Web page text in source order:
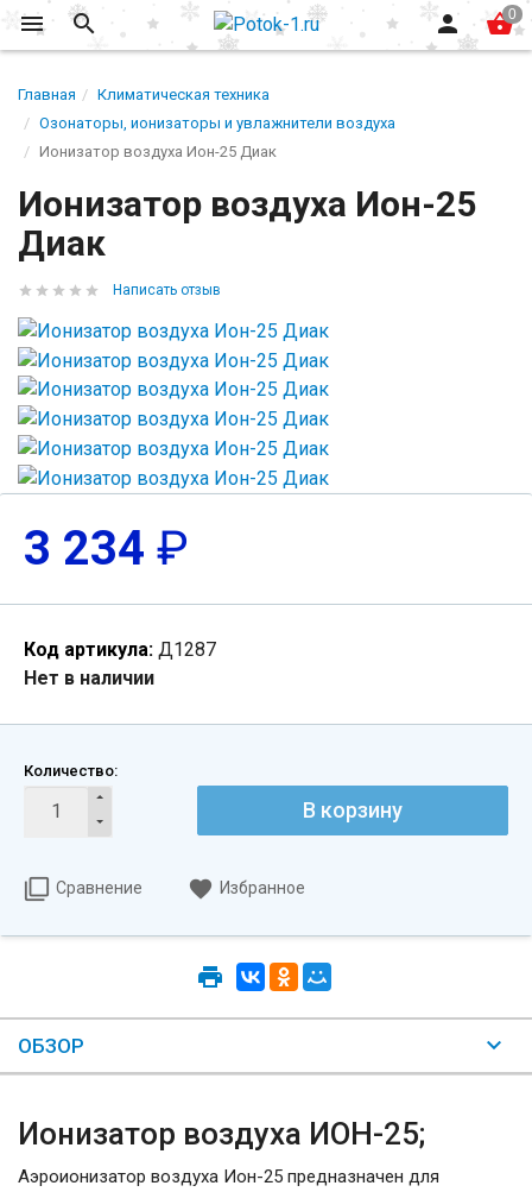
Главная
Климатическая техника
Озонаторы, ионизаторы и увлажнители воздуха
Ионизатор воздуха Ион-25 Диак
Ионизатор воздуха Ион-25
Диак
Написать отзыв
3 234 ₽
Код артикула: Д1287
Нет в наличии
Количество:
В корзину
Сравнение Избранное
ОБЗОР
Ионизатор воздуха ИОН-25;
Аэроионизатор воздуха Ион-25 предназначен для